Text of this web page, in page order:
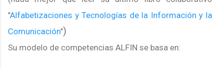
"Alfabetizaciones y Tecnologías de la Información y la
Comunicación")
Su modelo de competencias ALFIN se basa en: